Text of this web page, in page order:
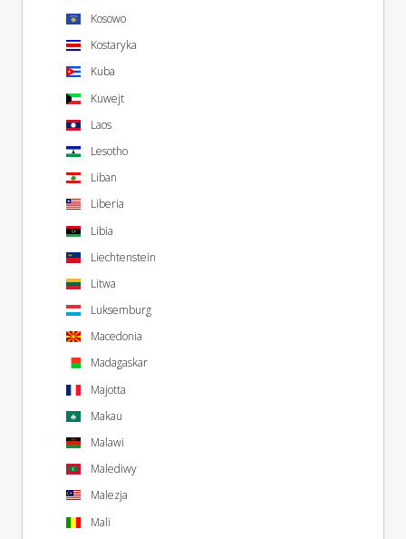
Kosowo
Kostaryka
Kuba
Kuwejt
Laos
Lesotho
Liban
Liberia
Libia
Liechtenstein
Litwa
Luksemburg
Macedonia
Madagaskar
Majotta
Makau
Malawi
Malediwy
Malezja
Mali